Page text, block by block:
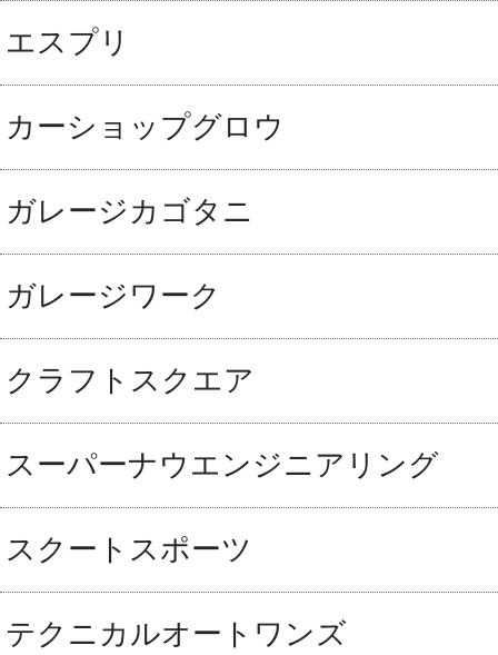
エスプリ
カーショップグロウ
ガレージカゴタニ
ガレージワーク
クラフトスクエア
スーパーナウエンジニアリング
スクートスポーツ
テクニカルオートワンズ